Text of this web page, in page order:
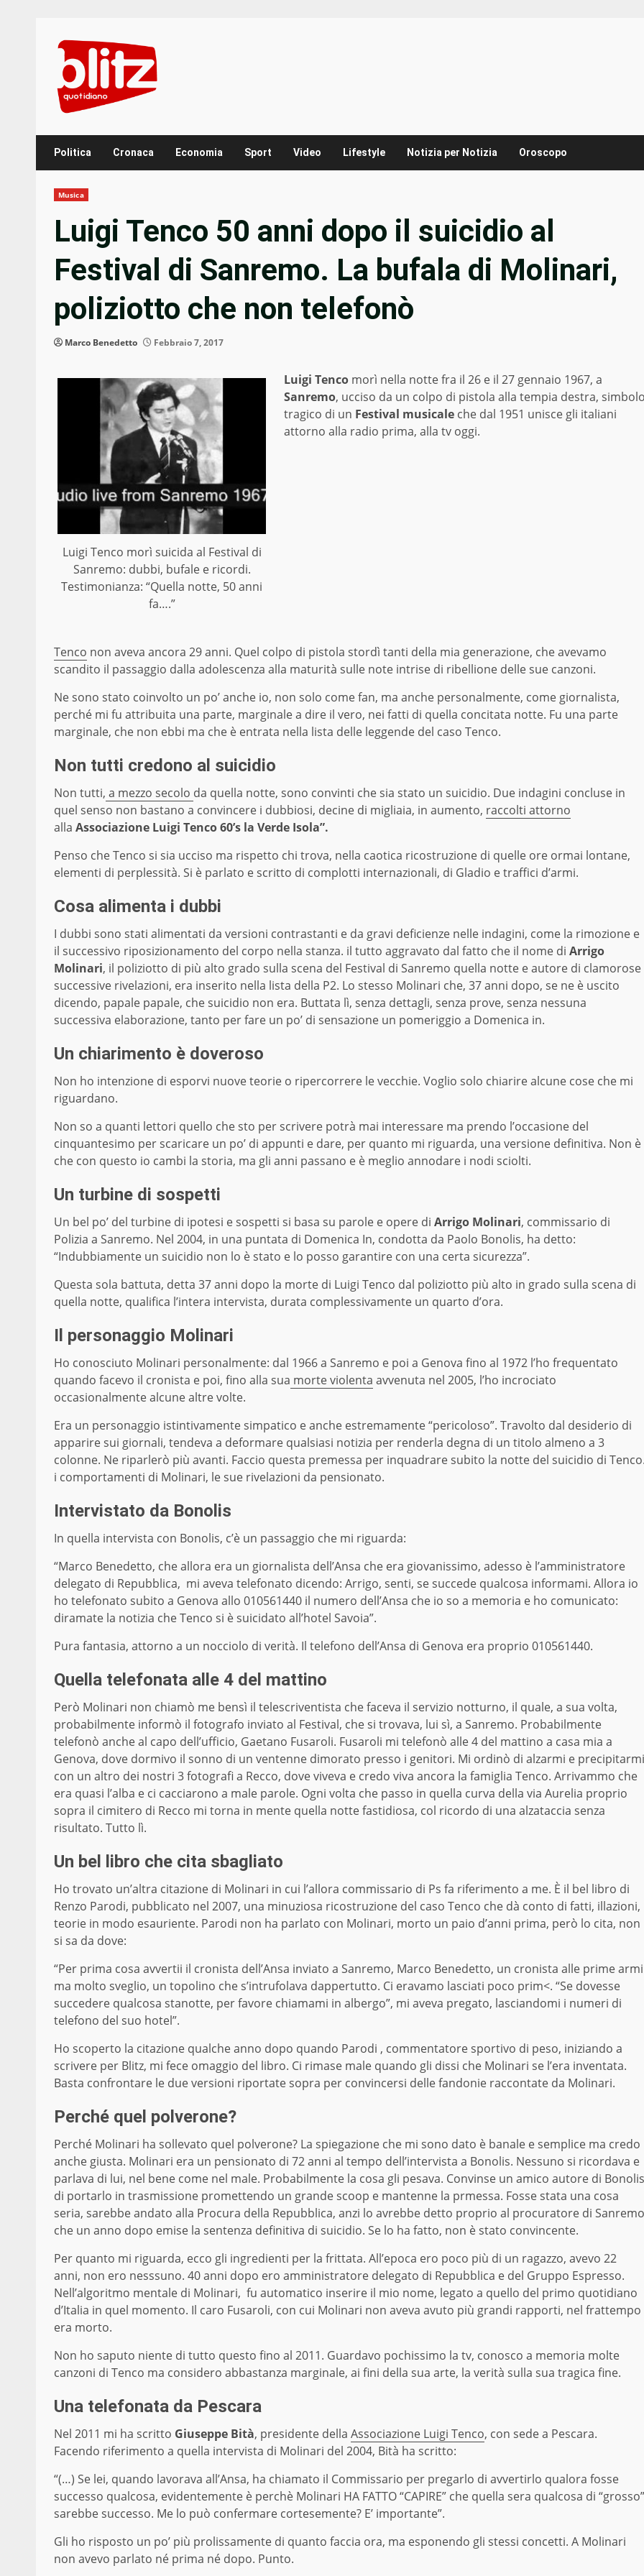
content
Politica Cronaca Economia Sport Video Lifestyle Notizia per Notizia Oroscopo
Musica
Luigi Tenco 50 anni dopo il suicidio al
Festival di Sanremo. La bufala di Molinari,
poliziotto che non telefonò
Marco Benedetto Febbraio 7, 2017
Luigi Tenco morì suicida al Festival di
Sanremo: dubbi, bufale e ricordi.
Testimonianza: “Quella notte, 50 anni
fa….”
Luigi Tenco morì nella notte fra il 26 e il 27 gennaio 1967, a
Sanremo, ucciso da un colpo di pistola alla tempia destra,
tragico di un Festival musicale che dal 1951 unisce gli italiani
attorno alla radio prima, alla tv oggi.
Tenco non aveva ancora 29 anni. Quel colpo di pistola stordì tanti della mia generazione, che avevamo
scandito il passaggio dalla adolescenza alla maturità sulle note intrise di ribellione delle sue canzoni.
Ne sono stato coinvolto un po’ anche io, non solo come fan, ma anche personalmente, come giornalista,
perché mi fu attribuita una parte, marginale a dire il vero, nei fatti di quella concitata notte. Fu una parte
marginale, che non ebbi ma che è entrata nella lista delle leggende del caso Tenco.
Non tutti credono al suicidio
Non tutti, a mezzo secolo da quella notte, sono convinti che sia stato un suicidio. Due indagini concluse in
quel senso non bastano a convincere i dubbiosi, decine di migliaia, in aumento, raccolti attorno
alla Associazione Luigi Tenco 60’s la Verde Isola”.
Penso che Tenco si sia ucciso ma rispetto chi trova, nella caotica ricostruzione di quelle ore ormai lontane,
elementi di perplessità. Si è parlato e scritto di complotti internazionali, di Gladio e traffici d’armi.
Cosa alimenta i dubbi
I dubbi sono stati alimentati da versioni contrastanti e da gravi deficienze nelle indagini, come la rimozione e
il successivo riposizionamento del corpo nella stanza. il tutto aggravato dal fatto che il nome di Arrigo
Molinari, il poliziotto di più alto grado sulla scena del Festival di Sanremo quella notte e autore di clamorose
successive rivelazioni, era inserito nella lista della P2. Lo stesso Molinari che, 37 anni dopo, se ne è uscito
dicendo, papale papale, che suicidio non era. Buttata lì, senza dettagli, senza prove, senza nessuna
successiva elaborazione, tanto per fare un po’ di sensazione un pomeriggio a Domenica in.
Un chiarimento è doveroso
Non ho intenzione di esporvi nuove teorie o ripercorrere le vecchie. Voglio solo chiarire alcune cose che mi
riguardano.
Non so a quanti lettori quello che sto per scrivere potrà mai interessare ma prendo l’occasione del
cinquantesimo per scaricare un po’ di appunti e dare, per quanto mi riguarda, una versione definitiva. Non è
che con questo io cambi la storia, ma gli anni passano e è meglio annodare i nodi sciolti.
Un turbine di sospetti
Un bel po’ del turbine di ipotesi e sospetti si basa su parole e opere di Arrigo Molinari, commissario di
Polizia a Sanremo. Nel 2004, in una puntata di Domenica In, condotta da Paolo Bonolis, ha detto:
“Indubbiamente un suicidio non lo è stato e lo posso garantire con una certa sicurezza”.
Questa sola battuta, detta 37 anni dopo la morte di Luigi Tenco dal poliziotto più alto in grado sulla scena di
quella notte, qualifica l’intera intervista, durata complessivamente un quarto d’ora.
Il personaggio Molinari
Ho conosciuto Molinari personalmente: dal 1966 a Sanremo e poi a Genova fino al 1972 l’ho frequentato
quando facevo il cronista e poi, fino alla sua morte violenta avvenuta nel 2005, l’ho incrociato
occasionalmente alcune altre volte.
Era un personaggio istintivamente simpatico e anche estremamente “pericoloso”. Travolto dal desiderio di
apparire sui giornali, tendeva a deformare qualsiasi notizia per renderla degna di un titolo almeno a 3
colonne. Ne riparlerò più avanti. Faccio questa premessa per inquadrare subito la notte del suicidio di
i comportamenti di Molinari, le sue rivelazioni da pensionato.
Intervistato da Bonolis
In quella intervista con Bonolis, c’è un passaggio che mi riguarda:
“Marco Benedetto, che allora era un giornalista dell’Ansa che era giovanissimo, adesso è l’amministratore
delegato di Repubblica, mi aveva telefonato dicendo: Arrigo, senti, se succede qualcosa informami. Allora io
ho telefonato subito a Genova allo 010561440 il numero dell’Ansa che io so a memoria e ho comunicato:
diramate la notizia che Tenco si è suicidato all’hotel Savoia”.
Pura fantasia, attorno a un nocciolo di verità. Il telefono dell’Ansa di Genova era proprio 010561440.
Quella telefonata alle 4 del mattino
Però Molinari non chiamò me bensì il telescriventista che faceva il servizio notturno, il quale, a sua volta,
probabilmente informò il fotografo inviato al Festival, che si trovava, lui sì, a Sanremo. Probabilmente
telefonò anche al capo dell’ufficio, Gaetano Fusaroli. Fusaroli mi telefonò alle 4 del mattino a casa mia a
Genova, dove dormivo il sonno di un ventenne dimorato presso i genitori. Mi ordinò di alzarmi e precipitarmi
con un altro dei nostri 3 fotografi a Recco, dove viveva e credo viva ancora la famiglia Tenco. Arrivammo che
era quasi l’alba e ci cacciarono a male parole. Ogni volta che passo in quella curva della via Aurelia proprio
sopra il cimitero di Recco mi torna in mente quella notte fastidiosa, col ricordo di una alzataccia senza
risultato. Tutto lì.
Un bel libro che cita sbagliato
Ho trovato un’altra citazione di Molinari in cui l’allora commissario di Ps fa riferimento a me. È il bel libro di
Renzo Parodi, pubblicato nel 2007, una minuziosa ricostruzione del caso Tenco che dà conto di fatti, illazioni,
teorie in modo esauriente. Parodi non ha parlato con Molinari, morto un paio d’anni prima, però lo cita, non
si sa da dove:
“Per prima cosa avvertii il cronista dell’Ansa inviato a Sanremo, Marco Benedetto, un cronista alle prime armi
ma molto sveglio, un topolino che s’intrufolava dappertutto. Ci eravamo lasciati poco prim<. “Se dovesse
succedere qualcosa stanotte, per favore chiamami in albergo”, mi aveva pregato, lasciandomi i numeri di
telefono del suo hotel”.
Ho scoperto la citazione qualche anno dopo quando Parodi , commentatore sportivo di peso, iniziando a
scrivere per Blitz, mi fece omaggio del libro. Ci rimase male quando gli dissi che Molinari se l’era inventata.
Basta confrontare le due versioni riportate sopra per convincersi delle fandonie raccontate da Molinari.
Perché quel polverone?
Perché Molinari ha sollevato quel polverone? La spiegazione che mi sono dato è banale e semplice ma credo
anche giusta. Molinari era un pensionato di 72 anni al tempo dell’intervista a Bonolis. Nessuno si ricordava e
parlava di lui, nel bene come nel male. Probabilmente la cosa gli pesava. Convinse un amico autore di Bonolis
di portarlo in trasmissione promettendo un grande scoop e mantenne la prmessa. Fosse stata una cosa
seria, sarebbe andato alla Procura della Repubblica, anzi lo avrebbe detto proprio al procuratore di Sanremo
che un anno dopo emise la sentenza definitiva di suicidio. Se lo ha fatto, non è stato convincente.
Per quanto mi riguarda, ecco gli ingredienti per la frittata. All’epoca ero poco più di un ragazzo, avevo 22
anni, non ero nesssuno. 40 anni dopo ero amministratore delegato di Repubblica e del Gruppo Espresso.
Nell’algoritmo mentale di Molinari, fu automatico inserire il mio nome, legato a quello del primo quotidiano
d’Italia in quel momento. Il caro Fusaroli, con cui Molinari non aveva avuto più grandi rapporti, nel frattempo
era morto.
Non ho saputo niente di tutto questo fino al 2011. Guardavo pochissimo la tv, conosco a memoria molte
canzoni di Tenco ma considero abbastanza marginale, ai fini della sua arte, la verità sulla sua tragica fine.
Una telefonata da Pescara
Nel 2011 mi ha scritto Giuseppe Bità, presidente della Associazione Luigi Tenco, con sede a Pescara.
Facendo riferimento a quella intervista di Molinari del 2004, Bità ha scritto:
“(…) Se lei, quando lavorava all’Ansa, ha chiamato il Commissario per pregarlo di avvertirlo qualora fosse
successo qualcosa, evidentemente è perchè Molinari HA FATTO “CAPIRE” che quella sera qualcosa di “grosso”
sarebbe successo. Me lo può confermare cortesemente? E’ importante”.
Gli ho risposto un po’ più prolissamente di quanto faccia ora, ma esponendo gli stessi concetti. A Molinari
non avevo parlato né prima né dopo. Punto.